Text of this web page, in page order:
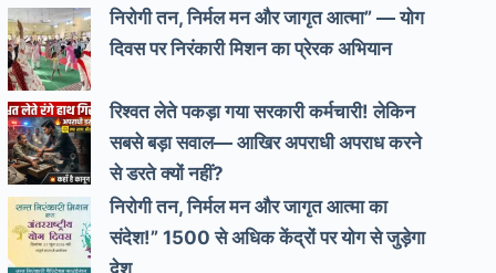
निरोगी तन, निर्मल मन और जागृत आत्मा” — योग
दिवस पर निरंकारी मिशन का प्रेरक अभियान
रिश्वत लेते पकड़ा गया सरकारी कर्मचारी! लेकिन
सबसे बड़ा सवाल— आखिर अपराधी अपराध करने
से डरते क्यों नहीं?
निरोगी तन, निर्मल मन और जागृत आत्मा का
संदेश!” 1500 से अधिक केंद्रों पर योग से जुड़ेगा
देश